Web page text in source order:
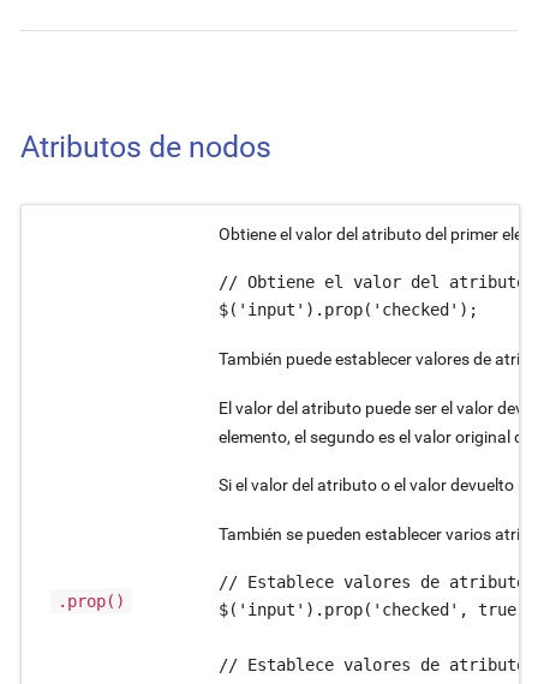
Atributos de nodos
.prop()
Obtiene el valor del atributo del primer
// Obtiene el valor del atributo
$('input').prop('checked');
También puede establecer valores de
El valor del atributo puede ser el valor
elemento, el segundo es el valor original
Si el valor del atributo o el valor devuelto
También se pueden establecer varios
// Establece valores de atributo
$('input').prop('checked', true);
// Establece valores de atributo